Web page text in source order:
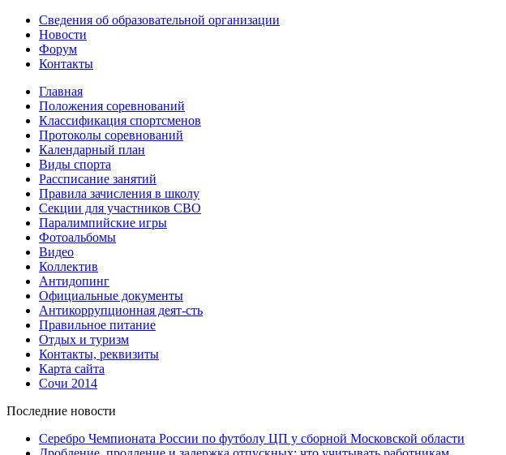
Сведения об образовательной организации
Новости
Форум
Контакты
Главная
Положения соревнований
Классификация спортсменов
Протоколы соревнований
Календарный план
Виды спорта
Рассписание занятий
Правила зачисления в школу
Секции для участников СВО
Паралимпийские игры
Фотоальбомы
Видео
Коллектив
Антидопинг
Официальные документы
Антикоррупционная деят-сть
Правильное питание
Отдых и туризм
Контакты, реквизиты
Карта сайта
Сочи 2014
Последние новости
Серебро Чемпионата России по футболу ЦП у сборной Московской области